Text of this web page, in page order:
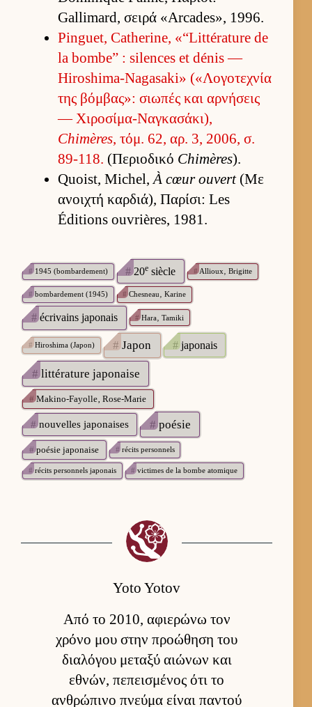
Gallimard, σειρά «Arcades», 1996.
Pinguet, Catherine, «“Littérature de
la bombe” : silences et dénis —
Hiroshima-Nagasaki» («Λογοτεχνία
της βόμ­βας»: σιω­πές και αρ­νήσεις
— Χιροσίμα-Ναγκασάκι),
Chimères, τόμ. 62, αρ. 3, 2006, σ.
89-118. (Περιο­δικό Chimères).
Quoist, Michel,À cœur ouvert(Με
ανοι­χτή καρ­διά), Παρίσι: Les
Éditions ouvrières, 1981.
#1945 (bombardement) #20e siècle #Allioux‚ Brigitte
#bombardement (1945) #Chesneau‚ Karine
#écrivains japonais #Hara‚ Tamiki
#Hiroshima (Japon) #Japon #japonais
#littérature japonaise
#Makino-Fayolle‚ Rose-Marie
#nouvelles japonaises #poésie
# poésie japonaise #récits personnels
#récits personnels japonais #victimes de la bombe atomique
Yoto Yotov
Από το 2010, αφιερώνω τον
χρόνο μου στην προώθηση του
διαλόγου μεταξύ αιώνων και
εθνών, πεπεισμένος ότι το
ανθρώπινο πνεύμα είναι παντού